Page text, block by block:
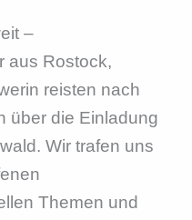
–
aus Rostock,
reisten nach
über die Einladung
Wir trafen uns
Themen und